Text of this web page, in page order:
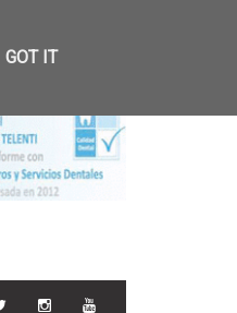
GOT IT